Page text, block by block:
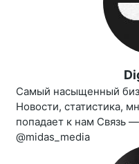
Самый насыщенный
Новости, статистика,
попадает к нам Связь
@midas_media